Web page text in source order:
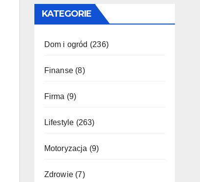
KATEGORIE
Dom i ogród (236)
Finanse(8)
Firma (9)
Lifestyle (263)
Motoryzacja (9)
Zdrowie(7)